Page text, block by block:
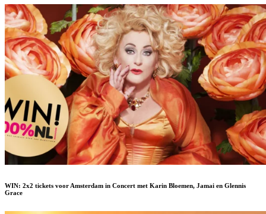
WIN: 2x2 tickets voor Amsterdam in Concert met Karin Bloemen, Jamai en Glennis
Grace